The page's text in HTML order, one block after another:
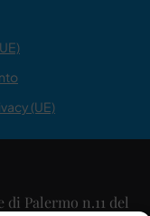
(UE)
Palermo n.11 del